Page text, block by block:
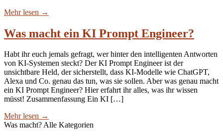
Mehr lesen →
Was macht ein KI Prompt Engineer?
Habt ihr euch jemals gefragt, wer hinter den intelligenten Antworten
von KI-Systemen steckt? Der KI Prompt Engineer ist der
unsichtbare Held, der sicherstellt, dass KI-Modelle wie ChatGPT,
Alexa und Co. genau das tun, was sie sollen. Aber was genau macht
ein KI Prompt Engineer? Hier erfahrt ihr alles, was ihr wissen
müsst! Zusammenfassung Ein KI […]
Mehr lesen →
Was macht? Alle Kategorien